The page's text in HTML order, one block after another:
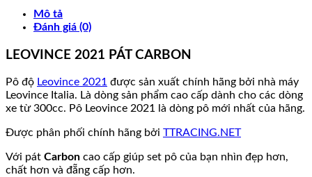
Mô tả
Đánh giá (0)
LEOVINCE 2021 PÁT CARBON
Pô độ Leovince 2021 được sản xuất chính hãng bởi nhà máy
Leovince Italia. Là dòng sản phẩm cao cấp dành cho các dòng
xe từ 300cc. Pô Leovince 2021 là dòng pô mới nhất của hãng.
Được phân phối chính hãng bởi TTRACING.NET
Với pát Carbon cao cấp giúp set pô của bạn nhìn đẹp hơn,
chất hơn và đẵng cấp hơn.